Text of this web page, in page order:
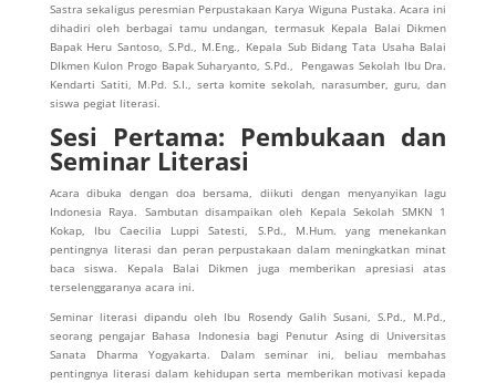
Sastra sekaligus peresmian Perpustakaan Karya Wiguna Pustaka. Acara ini
dihadiri oleh berbagai tamu undangan, termasuk Kepala Balai Dikmen
Bapak Heru Santoso, S.Pd., M.Eng., Kepala Sub Bidang Tata Usaha Balai
DIkmen Kulon Progo Bapak Suharyanto, S.Pd., Pengawas Sekolah Ibu Dra.
Kendarti Satiti, M.Pd. S.I., serta komite sekolah, narasumber, guru, dan
siswa pegiat literasi.
Sesi Pertama: Pembukaan dan
Seminar Literasi
Acara dibuka dengan doa bersama, diikuti dengan menyanyikan lagu
Indonesia Raya. Sambutan disampaikan oleh Kepala Sekolah SMKN 1
Kokap, Ibu Caecilia Luppi Satesti, S.Pd., M.Hum. yang menekankan
pentingnya literasi dan peran perpustakaan dalam meningkatkan minat
baca siswa. Kepala Balai Dikmen juga memberikan apresiasi atas
terselenggaranya acara ini.
Seminar literasi dipandu oleh Ibu Rosendy Galih Susani, S.Pd., M.Pd.,
seorang pengajar Bahasa Indonesia bagi Penutur Asing di Universitas
Sanata Dharma Yogyakarta. Dalam seminar ini, beliau membahas
pentingnya literasi dalam kehidupan serta memberikan motivasi kepada